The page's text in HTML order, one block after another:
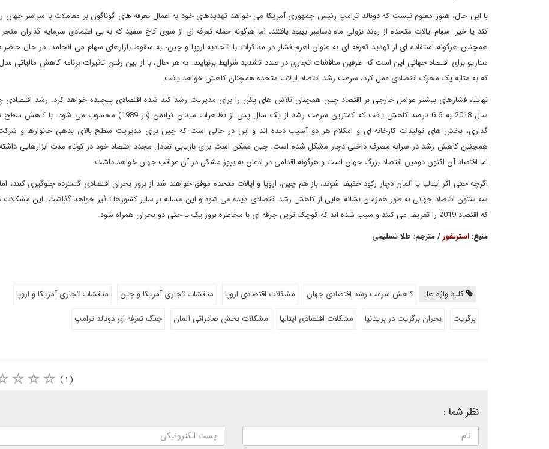
با این حال، هنوز معلوم نیست که دونالد ترامپ رئیس جمهوری آمریکا می خواهد تهدیدهای خود به اعمال تعرفه های گوناگون بر معاملات با سراسر جهان
کند یا خیر. سهام ایالات متحده از روند نزولی ماه دسامبر بهبود یافتند، اما هرگونه حمله تعرفه ای از سوی کاخ سفید که به بی اعتمادی سرمایه گذاران
همچنین هرگونه استفاده ای از تهدید تعرفه ای به عنوان اهرم فشار در مذاکرات با اتحادیه اروپا و چین، به سقوط بازارهای سهام می انجامد. در حال حاضر
که به مثابه یک محرک اقتصادی عمل کرد، سرعت رشد اقتصاد ایالات متحده همچنان کاهش خواهد یافت.
نهایتا، فشارهای بیشتر عوامل خارجی بر اقتصاد چین همچنان تلاش های پکن را برای مدیریت رشد کند شده اقتصادی پیچیده خواهد کرد. رشد اقتصادی
سال 2018 به 6.6 درصد کاهش یافت که کمترین سرعت رشد از یک سال پس از تظاهرات میدان تیانمن (در 1989) محسوب می
گذاری، بخش های تولیدات کارخانه ای و امکلام هر دو آسیب دیده اند و این در حالی است که چین برای مدیریت سطح بالای بدهی خانوارها و
همچنین کاهش رشد در سرانه مصرف داخلی دچار مشکل شده است. چین ممکن است برای بازیابی تعادل مجدد اقتصاد خود در کوتاه مدت ابزارهایی داشته
اما اقتصاد آن اکنون دومین اقتصاد بزرگ جهان است و هرگونه اقدامی در اذعان به بروز مشکل در آن عواقب جهان خواهد داشت.
اگرچه حتی اگر ایتالیا یا آلمان دچار رکود خفیف شوند، باز هم چین، اروپا و ایالات متحده موفق خواهند شد از بروز بحران اقتصادی گسترده جلوگیری کنند،
سه ستون اقتصاد جهانی به طور همزمان نشانه هایی از کاهش رشد اقتصادی دیده می شود و این مساله بر سایر کشورها تاثیر خواهد گذاشت. این
که اقتصاد 2019 را تعریف می کنند و سبب شده اند که کوچک ترین جرقه ای با مخاطره بروز یک یا حتی دو بحران همراه شود.
منبع: استرتفور/ مترجم: طلا تسلیمی
کلید واژه ها: کاهش سرعت رشد اقتصادی جهان مشکلات اقتصادی اروپا مناقشات تجاری آمریکا و چین
مناقشات تجاری آمریکا و اروپا
برگزیت
بحران برگزیت در بریتانیا مشکلات اقتصادی ایتالیا مشکلات بخش صادراتی آلمان جنگ تعرفه ای دونالد ترامپ
( ۱ )
نظر شما :